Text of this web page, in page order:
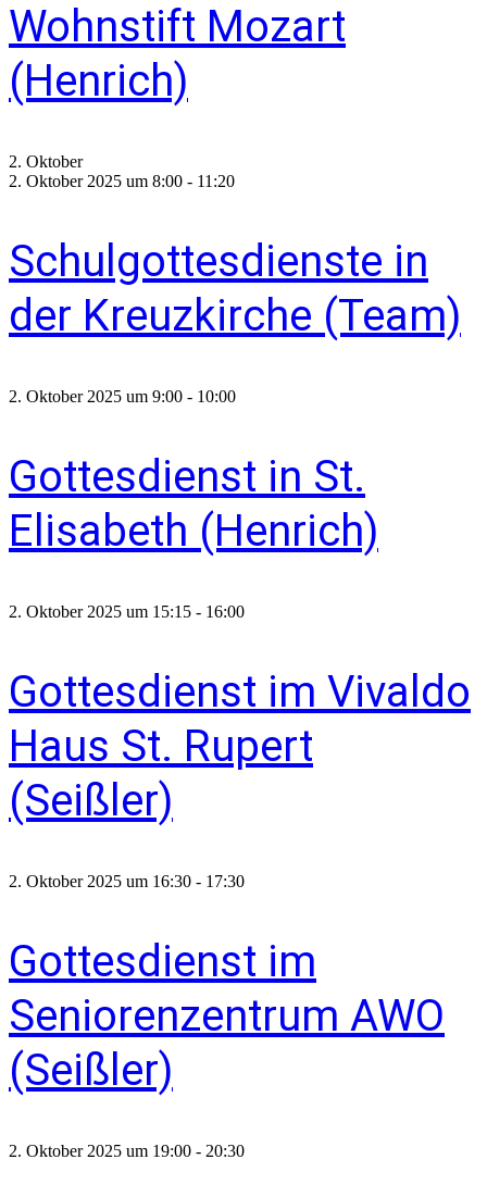
Wohnstift Mozart
(Henrich)
2. Oktober
2. Oktober 2025 um 8:00 - 11:20
Schulgottesdienste in
der Kreuzkirche (Team)
2. Oktober 2025 um 9:00 - 10:00
Gottesdienst in St.
Elisabeth (Henrich)
2. Oktober 2025 um 15:15 - 16:00
Gottesdienst im Vivaldo
Haus St. Rupert
(Seißler)
2. Oktober 2025 um 16:30 - 17:30
Gottesdienst im
Seniorenzentrum AWO
(Seißler)
2. Oktober 2025 um 19:00 - 20:30